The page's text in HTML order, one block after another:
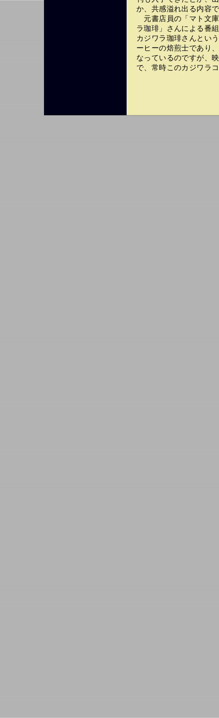
か、共感溢れ出る内容
元書店員の「マト文
ラ珈琲」さんによる番
カジワラ珈琲さんとい
ーヒーの焙煎士であり
なっているのですが、
で、常時このカジワラ